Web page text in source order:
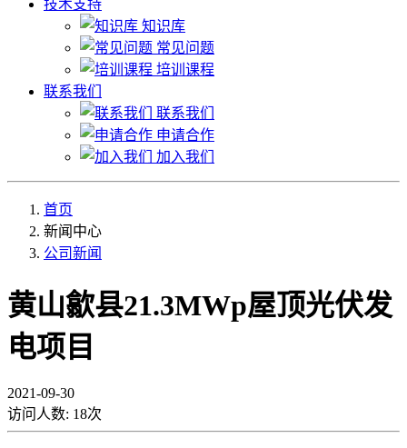
技术支持
知识库
常见问题
培训课程
联系我们
联系我们
申请合作
加入我们
首页
新闻中心
公司新闻
黄山歙县21.3MWp屋顶光伏发
电项目
2021-09-30
访问人数: 18次